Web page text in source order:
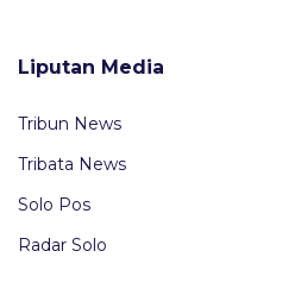
Liputan Media
Tribun News
Tribata News
Solo Pos
Radar Solo